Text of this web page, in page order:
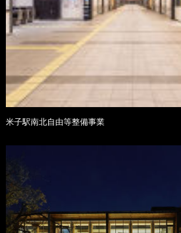
米子駅南北自由等整備事業